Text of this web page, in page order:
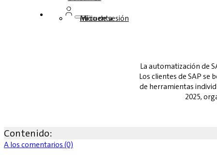
Inicio de sesión
Mi cuenta
La automatización de
Los clientes de SAP
de herramientas
2025,
Contenido:
A los comentarios (0)